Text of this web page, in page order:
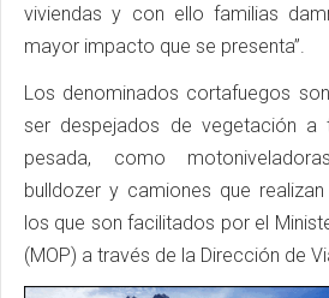
viviendas y con ello familias
mayor impacto que se presenta”.
Los denominados cortafuegos
ser despejados de vegetación a
pesada, como
bulldozer y camiones que
los que son facilitados por el
(MOP) a través de la Dirección de